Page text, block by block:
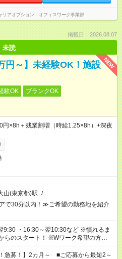
リアオプション オフィスワーク事業部
掲載日：2026.08.07
未読
NEW
円～】未経験OK！施設
験OK
ブランクOK
円×8h＋残業割増（時給1.25×8h）+深夜
山(東京都)駅 / …
で30分以内！≫ご希望の勤務地を紹介
9:30 ・16:30～翌10:30など ※慣れるま
！ ※Wワーク希望の方へ
る勤務時間と、もう1つのお仕事の勤務
を超える場合は応募できません。
急募！】2カ月～ ■ご応募から最短2～